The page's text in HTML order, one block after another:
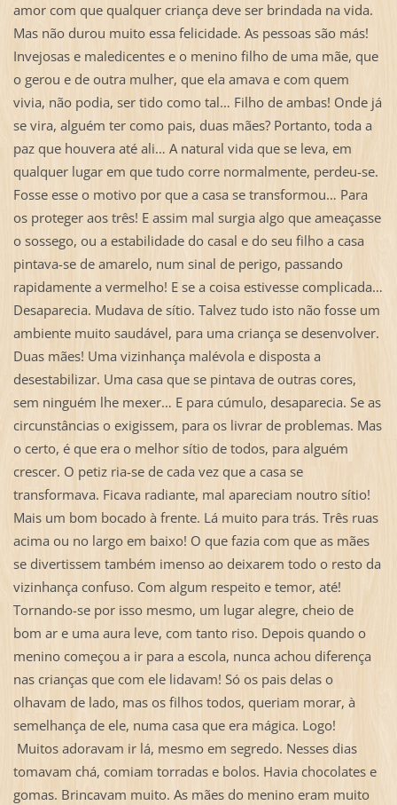
amor com que qualquer criança deve ser brindada na vida.
Mas não durou muito essa felicidade. As pessoas são más!
Invejosas e maledicentes e o menino filho de uma mãe, que
o gerou e de outra mulher, que ela amava e com quem
vivia, não podia, ser tido como tal… Filho de ambas! Onde já
se vira, alguém ter como pais, duas mães? Portanto, toda a
paz que houvera até ali… A natural vida que se leva, em
qualquer lugar em que tudo corre normalmente, perdeu-se.
Fosse esse o motivo por que a casa se transformou… Para
os proteger aos três! E assim mal surgia algo que ameaçasse
o sossego, ou a estabilidade do casal e do seu filho a casa
pintava-se de amarelo, num sinal de perigo, passando
rapidamente a vermelho! E se a coisa estivesse complicada…
Desaparecia. Mudava de sítio. Talvez tudo isto não fosse um
ambiente muito saudável, para uma criança se desenvolver.
Duas mães! Uma vizinhança malévola e disposta a
desestabilizar. Uma casa que se pintava de outras cores,
sem ninguém lhe mexer… E para cúmulo, desaparecia. Se as
circunstâncias o exigissem, para os livrar de problemas. Mas
o certo, é que era o melhor sítio de todos, para alguém
crescer. O petiz ria-se de cada vez que a casa se
transformava. Ficava radiante, mal apareciam noutro sítio!
Mais um bom bocado à frente. Lá muito para trás. Três ruas
acima ou no largo em baixo! O que fazia com que as mães
se divertissem também imenso ao deixarem todo o resto da
vizinhança confuso. Com algum respeito e temor, até!
Tornando-se por isso mesmo, um lugar alegre, cheio de
bom ar e uma aura leve, com tanto riso. Depois quando o
menino começou a ir para a escola, nunca achou diferença
nas crianças que com ele lidavam! Só os pais delas o
olhavam de lado, mas os filhos todos, queriam morar, à
semelhança de ele, numa casa que era mágica. Logo!
Muitos adoravam ir lá, mesmo em segredo. Nesses dias
tomavam chá, comiam torradas e bolos. Havia chocolates e
gomas. Brincavam muito. As mães do menino eram muito